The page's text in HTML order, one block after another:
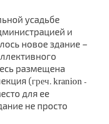
усадьбе
и
новое здание –
размещена
(греч.kranion -
для ее
не просто